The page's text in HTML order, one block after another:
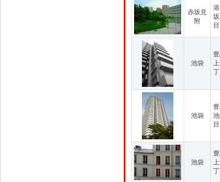
赤坂見
附
目
池袋
池袋
目
池袋